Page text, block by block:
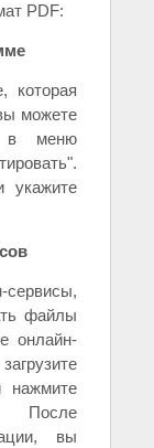
PDF:
которая
можете
в меню
укажите
файлы
онлайн-
После
вы